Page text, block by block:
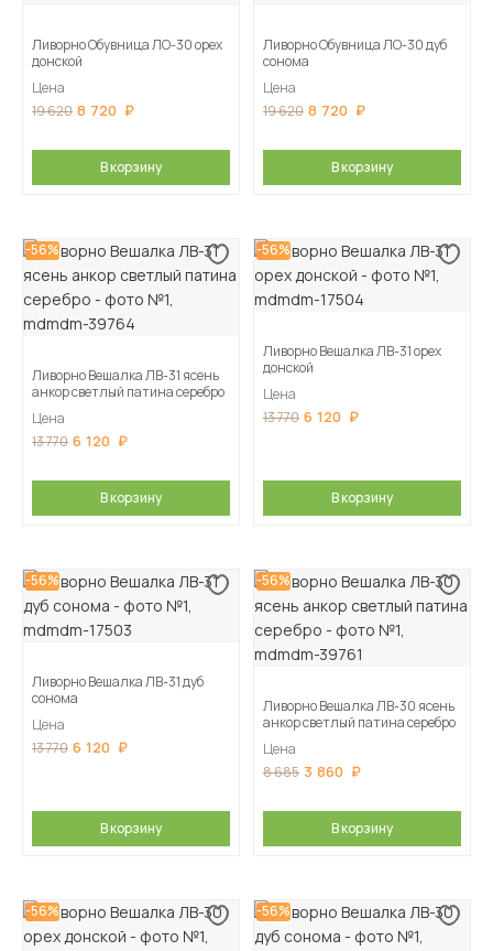
Ливорно Обувница ЛО-30 орех
донской
Цена
19 620 8 720
В корзину
Ливорно Обувница ЛО-30 дуб
сонома
Цена
19 620 8 720
В корзину
-56%
Ливорно Вешалка ЛВ-31 ясень
анкор светлый патина серебро
Цена
13 770 6 120
В корзину
-56%
Ливорно Вешалка ЛВ-31 орех
донской
Цена
13 770 6 120
В корзину
-56%
Ливорно Вешалка ЛВ-31 дуб
сонома
Цена
13 770 6 120
В корзину
-56%
Ливорно Вешалка ЛВ-30 ясень
анкор светлый патина серебро
Цена
8 685 3 860
В корзину
-56% -56%